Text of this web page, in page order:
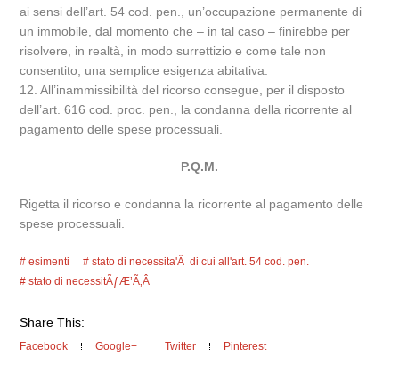
ai sensi dell’art. 54 cod. pen., un’occupazione permanente di
un immobile, dal momento che – in tal caso – finirebbe per
risolvere, in realtà, in modo surrettizio e come tale non
consentito, una semplice esigenza abitativa.
12. All’inammissibilità del ricorso consegue, per il disposto
dell’art. 616 cod. proc. pen., la condanna della ricorrente al
pagamento delle spese processuali.
P.Q.M.
Rigetta il ricorso e condanna la ricorrente al pagamento delle
spese processuali.
esimenti
stato di necessita'Â di cui all'art. 54 cod. pen.
stato di necessitÃƒÆ’Ã‚Â
Share This:
Facebook Google+ Twitter Pinterest